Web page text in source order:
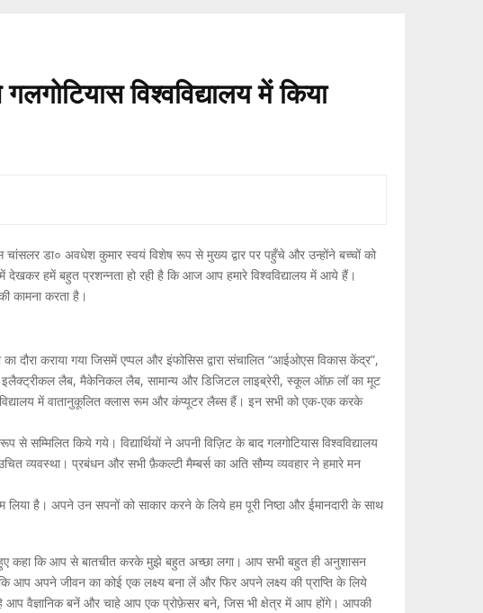
विश्वविद्यालय में किया
चांसलर डा० अवधेश कुमार स्वयं विशेष रूप से मुख्य द्वार पर पहुँचे और उन्होंने बच्चों को
देखकर हमें बहुत प्रशन्नता हो रही है कि आज आप हमारे विश्वविद्यालय में आये हैं।
कामना करता है।
का दौरा कराया गया जिसमें एप्पल और इंफोसिस द्वारा संचालित “आईओएस विकास केंद्र”,
इलैक्ट्रीकल लैब, मैकेनिकल लैब, सामान्य और डिजिटल लाइब्रेरी, स्कूल ऑफ़ लॉ का मूट
में वातानुकूलित क्लास रूम और कंप्यूटर लैब्स हैं। इन सभी को एक-एक करके
सम्मिलित किये गये। विद्यार्थियों ने अपनी विज़िट के बाद गलगोटियास विश्वविद्यालय
व्यवस्था। प्रबंधन और सभी फ़ैकल्टी मैम्बर्स का अति सौम्य व्यवहार ने हमारे मन
है। अपने उन सपनों को साकार करने के लिये हम पूरी निष्ठा और ईमानदारी के साथ
हुए कहा कि आप से बातचीत करके मुझे बहुत अच्छा लगा। आप सभी बहुत ही अनुशासन
आप अपने जीवन का कोई एक लक्ष्य बना लें और फिर अपने लक्ष्य की प्राप्ति के लिये
आप वैज्ञानिक बनें और चाहे आप एक प्रोफ़ेसर बने, जिस भी क्षेत्र में आप होंगे। आपकी